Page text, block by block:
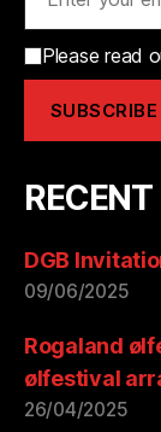
Please read
RECENT
DGB
09/06/2025
Rogaland
ølfestival
26/04/2025